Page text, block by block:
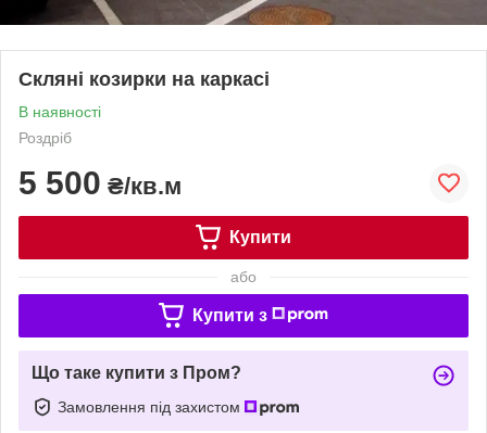
Скляні козирки на каркасі
В наявності
Роздріб
5 500 ₴/кв.м
Купити
або
Купити з
Що таке купити з Пром?
Замовлення під захистом